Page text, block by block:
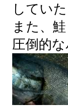
してい
また、 鮭
圧倒的